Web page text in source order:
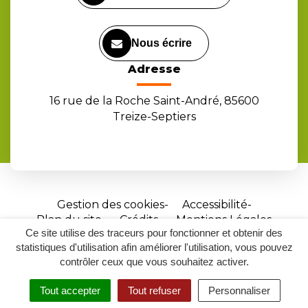
Ce site utilise des traceurs pour fonctionner et obtenir des
statistiques d'utilisation afin améliorer l'utilisation, vous pouvez
contrôler ceux que vous souhaitez activer.
Tout accepter Tout refuser Personnaliser
RECHERCHER
ACCESSIBILITÉ
Nous écrire
Adresse
16 rue de la Roche Saint-André, 85600
Treize-Septiers
Gestion des cookies
Accessibilité
Plan du site
Crédits
Mentions Légales
Site
réalisé
par
Inovagora